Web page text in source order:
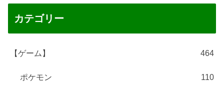
カテゴリー
【ゲーム】 464
ポケモン 110